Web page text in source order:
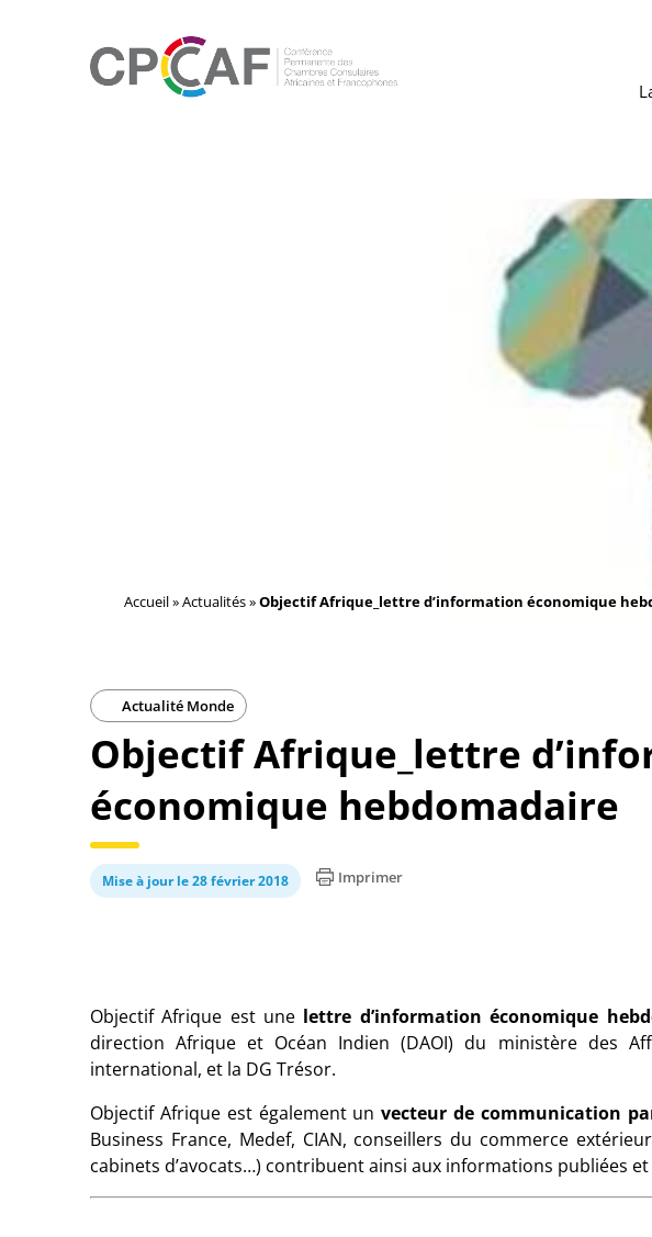
Accueil»Actualités»Objectif Afrique_lettre d’information économique
Actualité Monde
Objectif Afrique_lettre
économique hebdomadaire
Mise à jour le 28 février 2018 Imprimer
Objectif Afrique est une lettre d’information économique
direction Afrique et Océan Indien (DAOI) du ministère des
international, et la DG Trésor.
Objectif Afrique est également un vecteur de communication
Business France, Medef, CIAN, conseillers du commerce
cabinets d’avocats…) contribuent ainsi aux informations publiées